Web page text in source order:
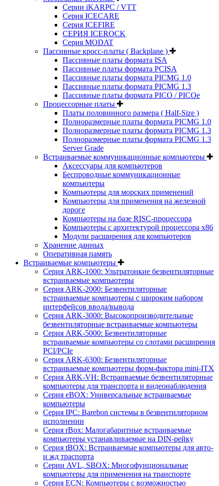
Серии iKARPC / VTT
Серия ICECARE
Серия ICEFIRE
СЕРИЯ ICEROCK
Серия MODAT
Пассивные кросс-платы ( Backplane )
Пассивные платы формата ISA
Пассивные платы формата PCISA
Пассивные платы формата PICMG 1.0
Пассивные платы формата PICMG 1.3
Пассивные платы формата PICO / PICOe
Процессорные платы
Платы половинного размера ( Half-Size )
Полноразмерные платы формата PICMG 1.0
Полноразмерные платы формата PICMG 1.3
Полноразмерные платы формата PICMG 1.3
Server Grade
Встраиваемые коммуникационные компьютеры
Аксессуары для компьютеров
Беспроводные коммуникационные
компьютеры
Компьютеры для морских применений
Компьютеры для применения на железной
дороге
Компьютеры на базе RISC-процессора
Компьютеры с архитектурой процессора x86
Модули расширения для компьютеров
Хранение данных
Оперативная память
Встраиваемые компьютеры
Серия ARK-1000: Ультратонкие безвентиляторные
встраиваемые компьютеры
Серия ARK-2000: Безвентиляторные
встраиваемые компьютеры с широким набором
интерфейсов ввода/вывода
Серия ARK-3000: Высокопроизводительные
безвентиляторные встраиваемые компьютеры
Серия ARK-5000: Безвентиляторные
встраиваемые компьютеры со слотами расширения
PCI/PCIe
Серия ARK-6300: Безвентиляторные
встраиваемые компьютеры форм-фактора mini-ITX
Серия ARK-VH: Встраиваемые безвентиляторные
компьютеры для транспорта и видеонаблюдения
Серия eBOX: Универсальные встраиваемые
компьютеры
Серия IPC: Barebon системы в безвентиляторном
исполнении
Серия rBox: Малогабаритные встраиваемые
компьютеры устанавливаемые на DIN-рейку
Серия tBOX: Встраиваемые компьютеры для авто-
и жд траспорта
Серии AVL, SBOX: Многофунциональные
компьютеры для применения на транспорте
Серия ECN: Компьютеры с возможностью